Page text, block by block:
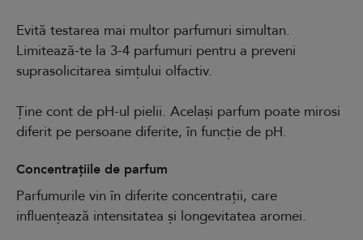
Evită testarea mai multor parfumuri simultan.
Limitează-te la 3-4 parfumuri pentru a preveni
suprasolicitarea simțului olfactiv.
Ține cont de pH-ul pielii. Același parfum poate mirosi
diferit pe persoane diferite, în funcție de pH.
Concentrațiile de parfum
Parfumurile vin în diferite concentrații, care
influențează intensitatea și longevitatea aromei.